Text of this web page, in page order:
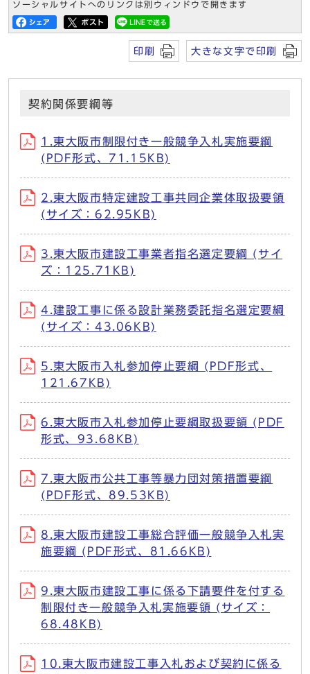
ソーシャルサイトへのリンクは別ウィンドウで開きます
印刷 大きな文字で印刷
契約関係要綱等
1.東大阪市制限付き一般競争入札実施要綱
(PDF形式、71.15KB)
2.東大阪市特定建設工事共同企業体取扱要領
(サイズ：62.95KB)
3.東大阪市建設工事業者指名選定要綱 (サイ
ズ：125.71KB)
4.建設工事に係る設計業務委託指名選定要綱
(サイズ：43.06KB)
5.東大阪市入札参加停止要綱 (PDF形式、
121.67KB)
6.東大阪市入札参加停止要綱取扱要領 (PDF
形式、93.68KB)
7.東大阪市公共工事等暴力団対策措置要綱
(PDF形式、89.53KB)
8.東大阪市建設工事総合評価一般競争入札実
施要綱 (PDF形式、81.66KB)
9.東大阪市建設工事に係る下請要件を付する
制限付き一般競争入札実施要領 (サイズ：
68.48KB)
10.東大阪市建設工事入札および契約に係る